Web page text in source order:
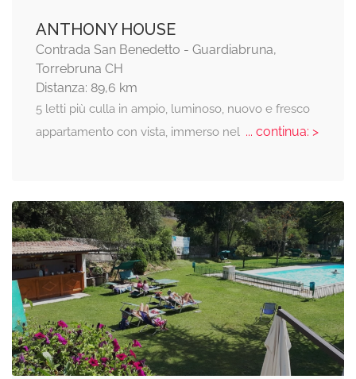
ANTHONY HOUSE
Contrada San Benedetto - Guardiabruna,
Torrebruna CH
Distanza: 89,6 km
5 letti più culla in ampio, luminoso, nuovo e fresco
appartamento con vista, immerso nel... continua: >